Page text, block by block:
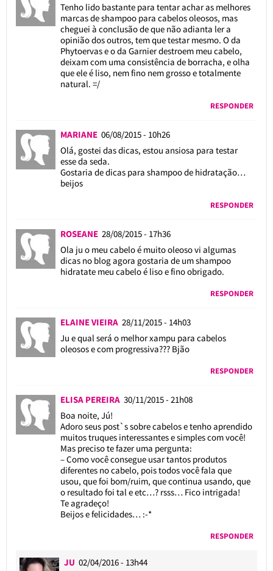
Tenho lido bastante para tentar achar as melhores
marcas de shampoo para cabelos oleosos, mas
cheguei à conclusão de que não adianta ler a
opinião dos outros, tem que testar mesmo. O da
Phytoervas e o da Garnier destroem meu cabelo,
deixam com uma consistência de borracha, e olha
que ele é liso, nem fino nem grosso e totalmente
natural. =/
RESPONDER
MARIANE 06/08/2015 - 10h26
Olá, gostei das dicas, estou ansiosa para testar
esse da seda.
Gostaria de dicas para shampoo de hidratação…
beijos
RESPONDER
ROSEANE 28/08/2015 - 17h36
Ola ju o meu cabelo é muito oleoso vi algumas
dicas no blog agora gostaria de um shampoo
hidratate meu cabelo é liso e fino obrigado.
RESPONDER
ELAINE VIEIRA 28/11/2015 - 14h03
Ju e qual será o melhor xampu para cabelos
oleosos e com progressiva??? Bjão
RESPONDER
ELISA PEREIRA 30/11/2015 - 21h08
Boa noite, Jú!
Adoro seus post`s sobre cabelos e tenho aprendido
muitos truques interessantes e simples com você!
Mas preciso te fazer uma pergunta:
– Como você consegue usar tantos produtos
diferentes no cabelo, pois todos você fala que
usou, que foi bom/ruim, que continua usando, que
o resultado foi tal e etc…? rsss… Fico intrigada!
Te agradeço!
Beijos e felicidades… :-*
RESPONDER
JU 02/04/2016 - 13h44